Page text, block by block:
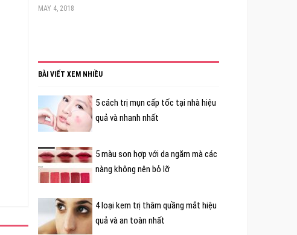
MAY 4, 2018
BÀI VIẾT XEM NHIỀU
5 cách trị mụn cấp tốc tại nhà hiệu
quả và nhanh nhất
5 màu son hợp với da ngăm mà các
nàng không nên bỏ lỡ
4 loại kem trị thâm quầng mắt hiệu
quả và an toàn nhất